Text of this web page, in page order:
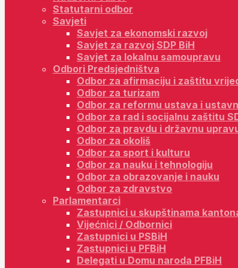
Statutarni odbor
Savjeti
Savjet za ekonomski razvoj
Savjet za razvoj SDP BiH
Savjet za lokalnu samoupravu
Odbori Predsjedništva
Odbor za afirmaciju i zaštitu
Odbor za turizam
Odbor za reformu ustava i
Odbor za rad i socijalnu zaštitu
Odbor za pravdu i državnu
Odbor za okoliš
Odbor za sport i kulturu
Odbor za nauku i tehnologiju
Odbor za obrazovanje i nauku
Odbor za zdravstvo
Parlamentarci
Zastupnici u skupštinama
Vijećnici / Odbornici
Zastupnici u PSBiH
Zastupnici u PFBiH
Delegati u Domu naroda PFBiH